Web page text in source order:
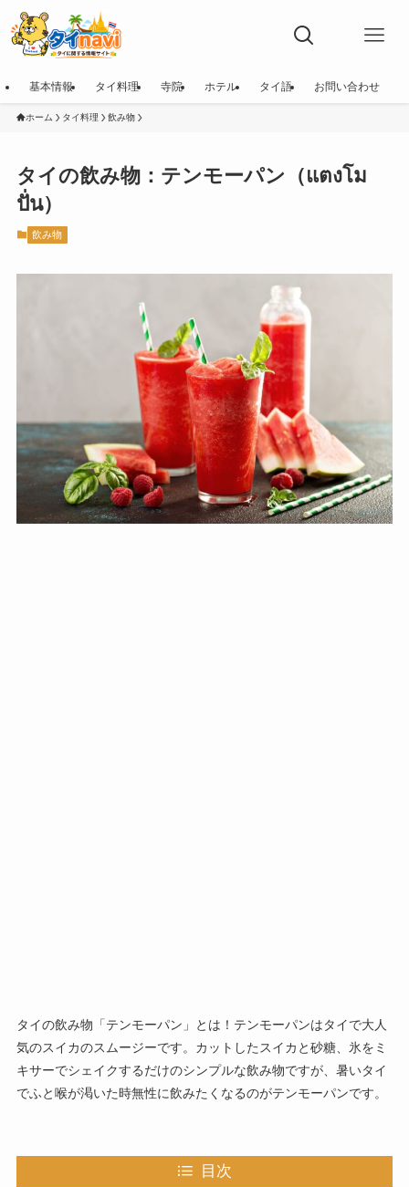
基本情報 タイ料理 寺院 ホテル タイ語 お問い合わせ
ホーム タイ料理 飲み物
タイの飲み物：テンモーパン（แตงโม
ปั่น）
飲み物
タイの飲み物「テンモーパン」とは！テンモーパンはタイで大人
気のスイカのスムージーです。カットしたスイカと砂糖、氷をミ
キサーでシェイクするだけのシンプルな飲み物ですが、暑いタイ
でふと喉が渇いた時無性に飲みたくなるのがテンモーパンです。
目次